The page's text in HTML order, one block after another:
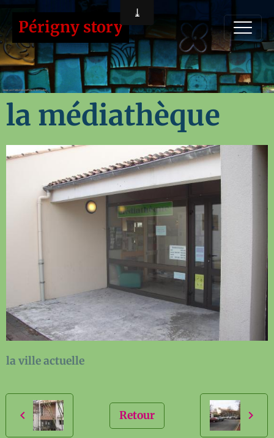
Périgny story
la médiathèque
la ville actuelle
Retour